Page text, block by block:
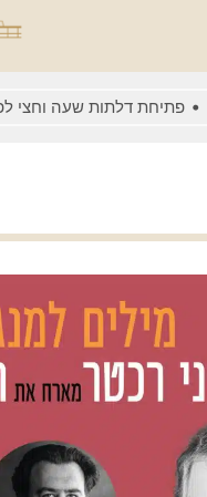
פתיחת דלתות שעה וחצי לפני